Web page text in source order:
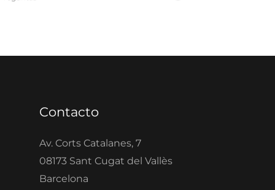
Contacto
Av. Corts Catalanes, 7
08173 Sant Cugat del Vallès
Barcelona